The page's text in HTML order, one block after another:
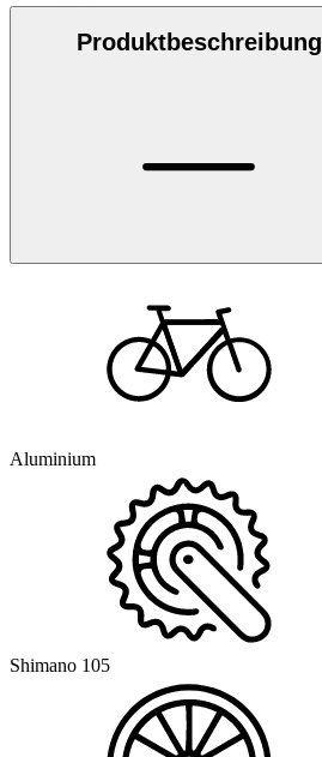
Produktbeschreibung
Aluminium
Shimano 105